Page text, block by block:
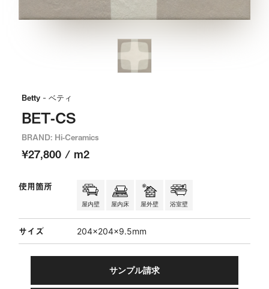
Betty - ベティ
BET-CS
BRAND: Hi-Ceramics
¥27,800 / m2
使用箇所
屋内壁 屋内床 屋外壁 浴室壁
サイズ 204×204×9.5mm
サンプル請求